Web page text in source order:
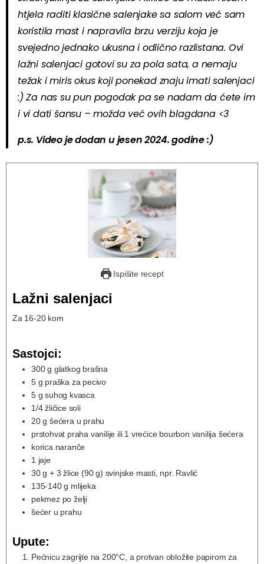
htjela raditi klasične salenjake sa salom već sam
koristila mast i napravila brzu verziju koja je
svejedno jednako ukusna i odlično razlistana. Ovi
lažni salenjaci gotovi su za pola sata, a nemaju
težak i miris okus koji ponekad znaju imati salenjaci
:) Za nas su pun pogodak pa se nadam da ćete im
i vi dati šansu – možda već ovih blagdana <3
p.s. Video je dodan u jesen 2024. godine :)
Ispišite recept
Lažni salenjaci
Za 16-20 kom
Sastojci:
300 g glatkog brašna
5 g praška za pecivo
5 g suhog kvasca
1/4 žličice soli
20 g šećera u prahu
prstohvat praha vanilije ili 1 vrećice bourbon vanilija šećera
korica naranče
1 jaje
30 g + 3 žlice (90 g) svinjske masti, npr. Ravlić
135-140 g mlijeka
pekmez po želji
šećer u prahu
Upute:
Pećnicu zagrijte na 200°C, a protvan obložite papirom za